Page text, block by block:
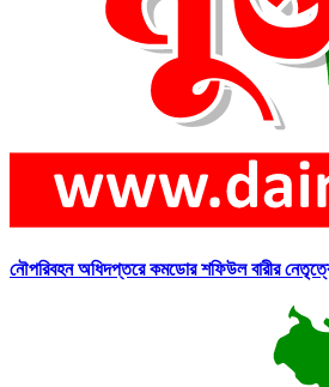
নৌপরিবহন অধিদপ্তরে কমডোর শফিউল বারীর